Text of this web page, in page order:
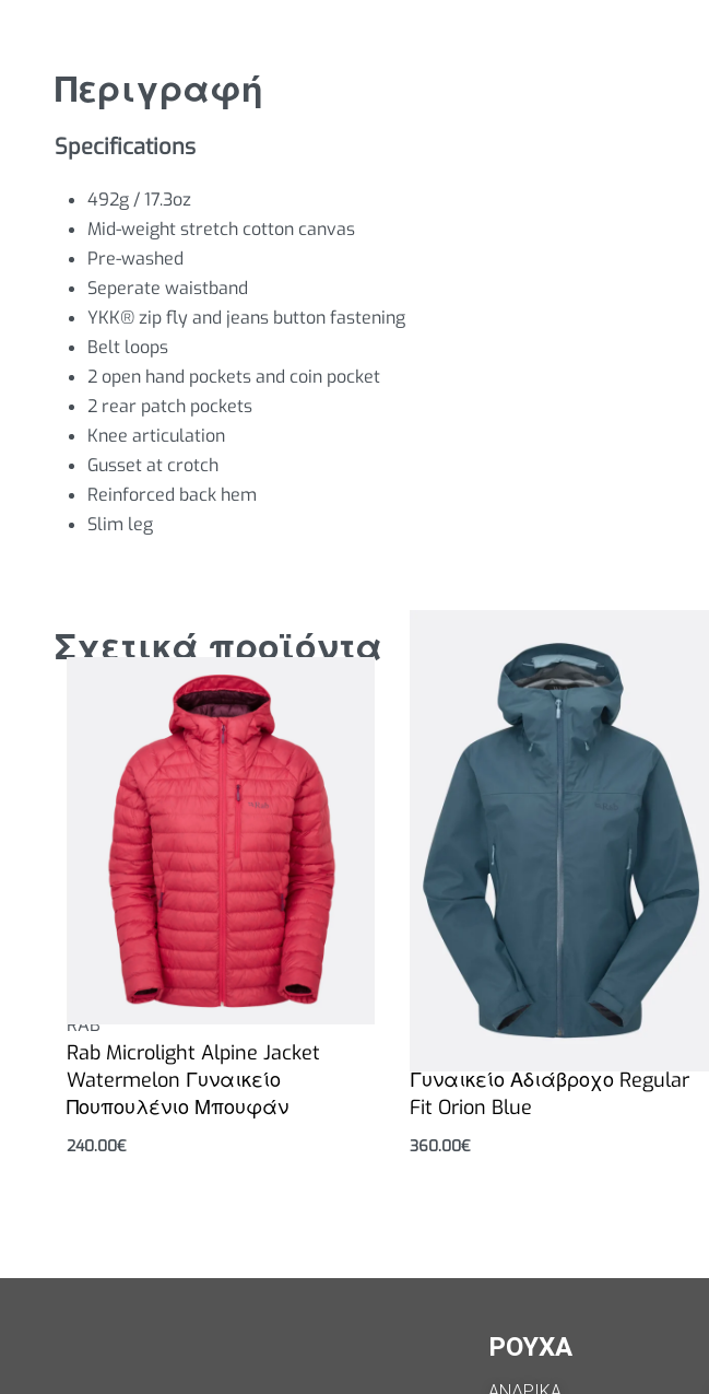
Περιγραφή
Specifications
492g / 17.3oz
Mid-weight stretch cotton canvas
Pre-washed
Seperate waistband
YKK® zip fly and jeans button fastening
Belt loops
2 open hand pockets and coin pocket
2 rear patch pockets
Knee articulation
Gusset at crotch
Reinforced back hem
Slim leg
Σχετικά προϊόντα
RAB
Rab Microlight Alpine Jacket
Watermelon Γυναικείο
Πουπουλένιο Μπουφάν
240.00€
Γυναικείο Αδιάβροχο Regular
Fit Orion Blue
360.00€
ΡΟΥΧΑ